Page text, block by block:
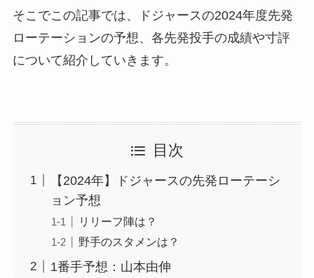
そこでこの記事では、ドジャースの2024年度先発
ローテーションの予想、各先発投手の成績や寸評
について紹介していきます。
目次
【2024年】ドジャースの先発ローテーシ
ョン予想
リリーフ陣は？
野手のスタメンは？
1番手予想：山本由伸